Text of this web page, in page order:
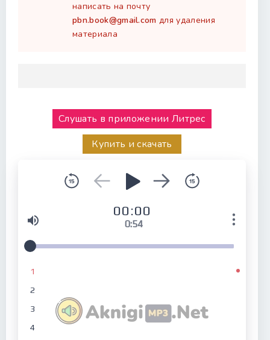
написать на почту
pbn.book@gmail.com для удаления
материала
Слушать в приложении Литрес
Купить и скачать
00:00
0:54
1
2
3
4